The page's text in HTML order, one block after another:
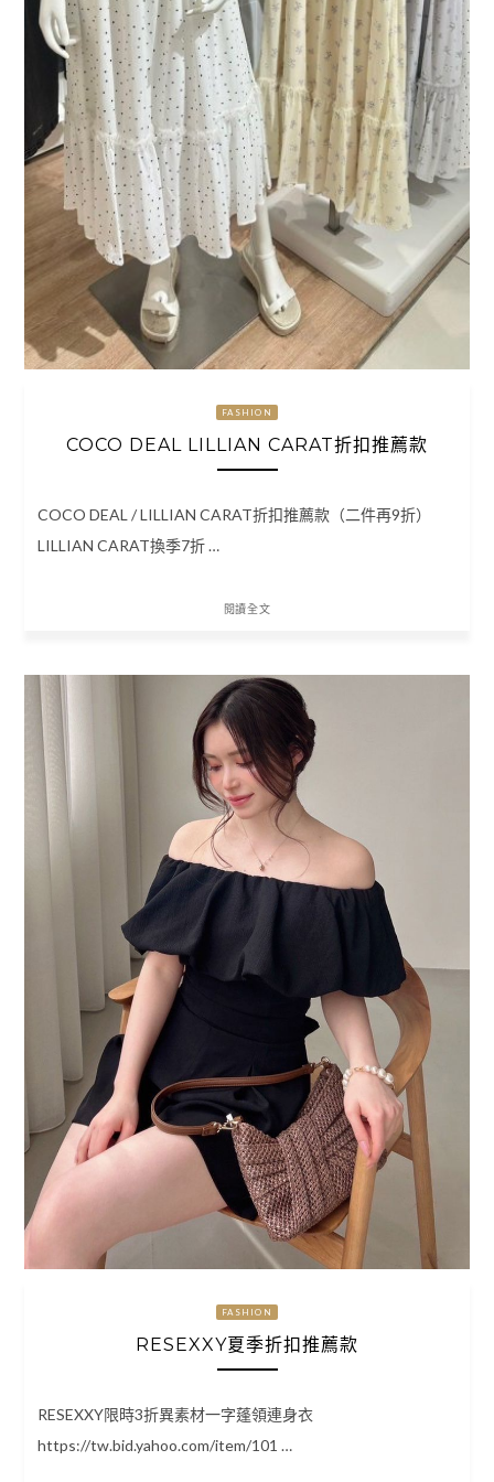
FASHION
COCO DEAL LILLIAN CARAT折扣推薦款
COCO DEAL / LILLIAN CARAT折扣推薦款（二件再9折）
LILLIAN CARAT換季7折 …
閱讀全文
FASHION
RESEXXY夏季折扣推薦款
RESEXXY限時3折異素材一字蓬領連身衣
https://tw.bid.yahoo.com/item/101 …